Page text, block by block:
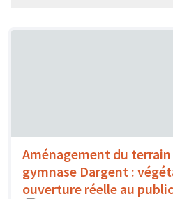
Aménagement du terrain
gymnase Dargent :
ouverture réelle au